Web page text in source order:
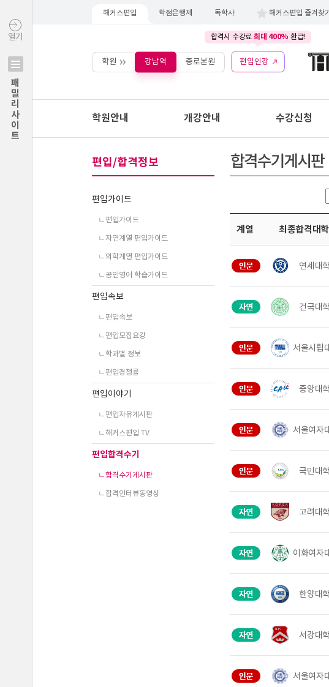
열기
패밀리사이트
해커스편입 학점은행제 독학사 해커스편입 즐겨찾기
합격시 수강료 최대 400% 환급!
학원 강남역 종로본원 편입인강
학원안내 개강안내 수강신청
편입/합격정보
편입가이드
ㄴ편입가이드
ㄴ자연계열 편입가이드
ㄴ의학계열 편입가이드
ㄴ공인영어 학습가이드
편입속보
ㄴ편입속보
ㄴ편입모집요강
ㄴ학과별 정보
ㄴ편입경쟁률
편입이야기
ㄴ편입자유게시판
ㄴ해커스편입 TV
편입합격수기
ㄴ합격수기게시판
ㄴ합격인터뷰동영상